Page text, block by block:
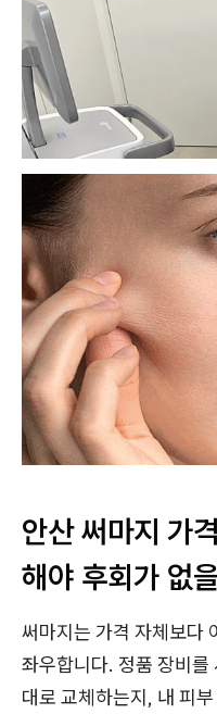
안산 써마지 가
해야 후회가 없
써마지는 가격 자체보다
좌우합니다. 정품 장비
대로 교체하는지, 내 피